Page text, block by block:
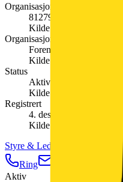
Organisasjonsnummer
812793772
Kilde:
Organisasjonsform
Forening/lag/innretning
Kilde:
Status
Aktiv
Kilde:
Registrert
4. desember 2013
Kilde:
Styre & Ledelse
Ring
Nettside
Aktiv